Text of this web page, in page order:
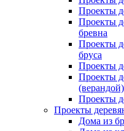
Проекты
Проекты
бревна
Проекты
бруса
Проекты
Проекты
(верандой)
Проекты
Проекты
Дома из